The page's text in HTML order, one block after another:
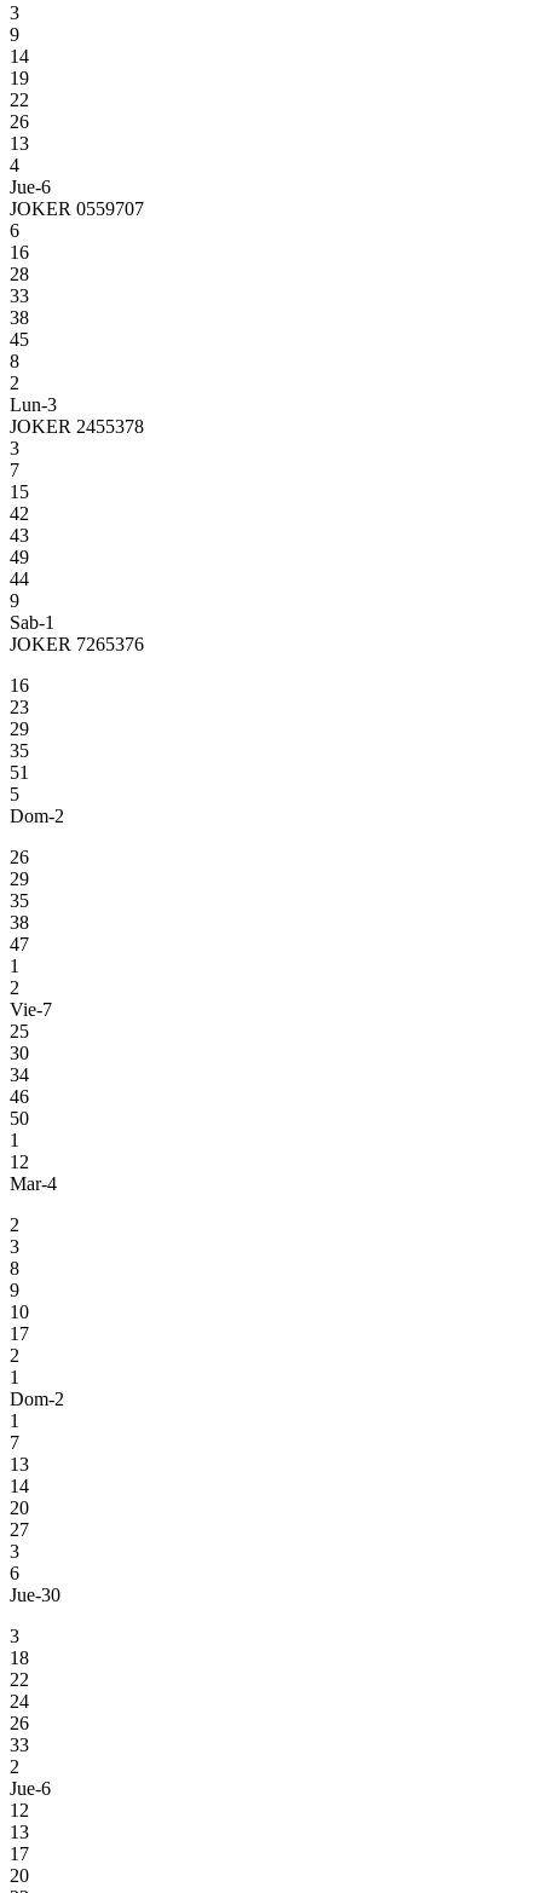
3
9
14
19
22
26
13
4
Jue-6
JOKER 0559707
6
16
28
33
38
45
8
2
Lun-3
JOKER 2455378
3
7
15
42
43
49
44
9
Sab-1
JOKER 7265376
16
23
29
35
51
5
Dom-2
26
29
35
38
47
1
2
Vie-7
25
30
34
46
50
1
12
Mar-4
2
3
8
9
10
17
2
1
Dom-2
1
7
13
14
20
27
3
6
Jue-30
3
18
22
24
26
33
2
Jue-6
12
13
17
20